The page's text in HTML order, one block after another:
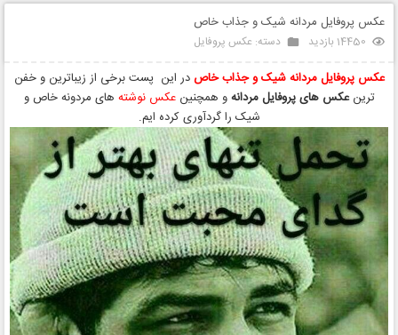
عکس پروفایل مردانه شیک و جذاب خاص
14450 بازدید دسته: عکس پروفایل
عکس پروفایل مردانه شیک و جذاب خاصدر این پست برخی از زیباترین و خفن
ترینعکس های پروفایل مردانه و همچنینعکس نوشته های مردونه خاص و
شیک را گردآوری کرده ایم.